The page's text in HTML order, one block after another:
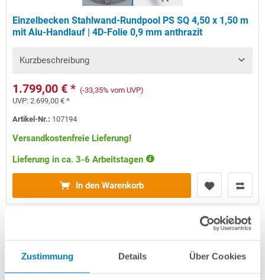
Zustimmung Details Über Cookies
Einzelbecken Stahlwand-Rundpool PS SQ 4,50 x 1,50 m
mit Alu-Handlauf | 4D-Folie 0,9 mm anthrazit
Kurzbeschreibung
1.799,00 € * (-33,35% vom UVP)
UVP:2.699,00 € *
Artikel-Nr.: 107194
Versandkostenfreie Lieferung!
Lieferung in ca. 3-6 Arbeitstagen
In den Warenkorb